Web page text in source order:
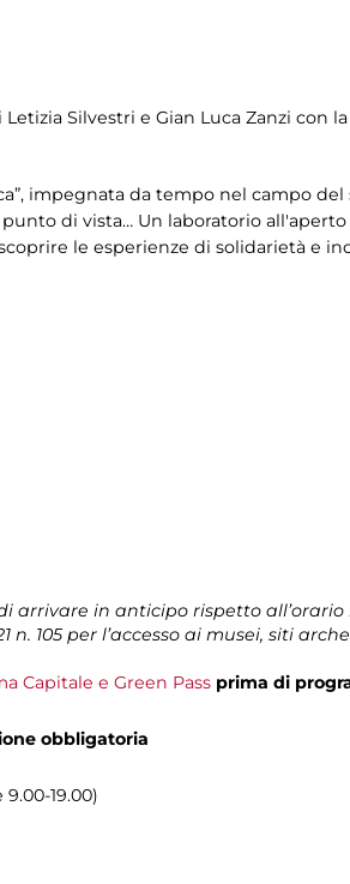
Letizia Silvestri e Gian Luca Zanzi con
impegnata da tempo nel campo
di vista… Un laboratorio
le esperienze di solidarietà e
in anticipo rispetto
105 per l’accesso ai musei, siti
Capitale e Green Pass prima di
obbligatoria
19.00)